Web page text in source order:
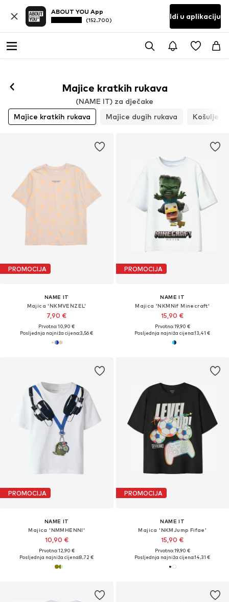
ABOUT YOU App
(152.700) Idi u aplikaciju
Majice kratkih rukava
(NAME IT) za dječake
Majice kratkih rukava
Majice dugih rukava Košulje
PROMOCIJA
NAME IT
Majica 'NKMVENZEL'
7,90 €
Prvotno: 10,90 €
Posljednja najniža cijena:3,56 €
PROMOCIJA
NAME IT
Majica 'NKMNif Minecraft'
15,90 €
Prvotno: 19,90 €
Posljednja najniža cijena:13,41 €
PROMOCIJA
NAME IT
Majica 'NMMHENNI'
10,90 €
Prvotno: 12,90 €
Posljednja najniža cijena:8,72 €
PROMOCIJA
NAME IT
Majica 'NKMJump Fifae'
15,90 €
Prvotno: 19,90 €
Posljednja najniža cijena:14,31 €